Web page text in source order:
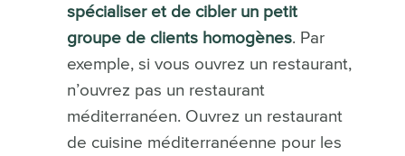
spécialiser et de cibler un petit
groupe de clients homogènes. Par
exemple, si vous ouvrez un restaurant,
n’ouvrez pas un restaurant
méditerranéen. Ouvrez un restaurant
de cuisine méditerranéenne pour les